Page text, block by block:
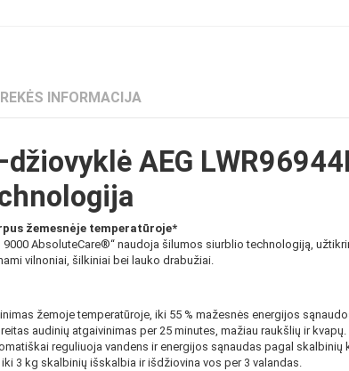
INFORMACIJA
AEG
žemesnėje temperatūroje*
9000 AbsoluteCare®“ naudoja šilumos siurblio technologiją,
vilnoniai, šilkiniai bei lauko drabužiai.
žemoje temperatūroje, iki 55 % mažesnės energijos
audinių atgaivinimas per 25 minutes, mažiau raukšlių ir kvapų.
reguliuoja vandens ir energijos sąnaudas pagal skalbinių
3 kg skalbinių išskalbia ir išdžiovina vos per 3 valandas.